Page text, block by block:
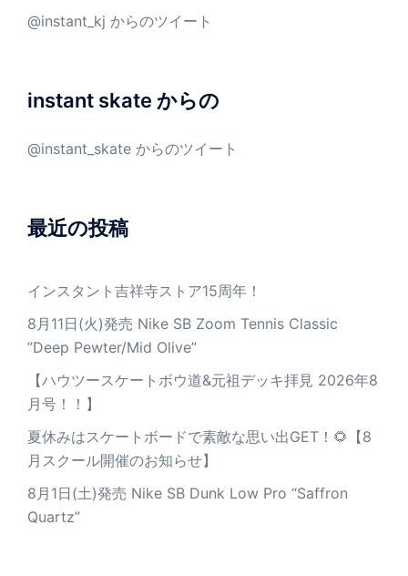
@instant_kj からのツイート
instant skate からの
@instant_skate からのツイート
最近の投稿
インスタント吉祥寺ストア15周年！
8月11日(火)発売 Nike SB Zoom Tennis Classic
”Deep Pewter/Mid Olive”
【ハウツースケートボウ道&元祖デッキ拝見 2026年8
月号！！】
夏休みはスケートボードで素敵な思い出GET！🌻【8
月スクール開催のお知らせ】
8月1日(土)発売 Nike SB Dunk Low Pro “Saffron
Quartz”